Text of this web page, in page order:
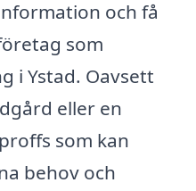
och få
som
i Ystad. Oavsett
eller en
som kan
behov och